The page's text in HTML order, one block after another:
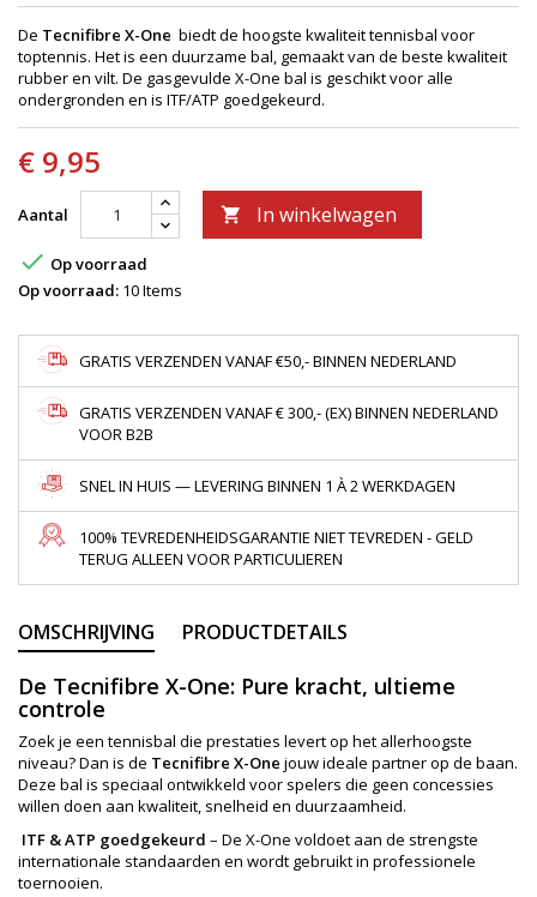
De Tecnifibre X-One biedt de hoogste kwaliteit tennisbal voor
toptennis. Het is een duurzame bal, gemaakt van de beste kwaliteit
rubber en vilt. De gasgevulde X-One bal is geschikt voor alle
ondergronden en is ITF/ATP goedgekeurd.
€ 9,95
Aantal  In winkelwagen
 Op voorraad
Op voorraad: 10 Items
GRATIS VERZENDEN VANAF €50,- BINNEN NEDERLAND
GRATIS VERZENDEN VANAF € 300,- (EX) BINNEN NEDERLAND
VOOR B2B
SNEL IN HUIS — LEVERING BINNEN 1 À 2 WERKDAGEN
100% TEVREDENHEIDSGARANTIE NIET TEVREDEN - GELD
TERUG ALLEEN VOOR PARTICULIEREN
OMSCHRIJVING PRODUCTDETAILS
De Tecnifibre X-One: Pure kracht, ultieme
controle
Zoek je een tennisbal die prestaties levert op het allerhoogste
niveau? Dan is de Tecnifibre X-One jouw ideale partner op de baan.
Deze bal is speciaal ontwikkeld voor spelers die geen concessies
willen doen aan kwaliteit, snelheid en duurzaamheid.
ITF & ATP goedgekeurd – De X-One voldoet aan de strengste
internationale standaarden en wordt gebruikt in professionele
toernooien.